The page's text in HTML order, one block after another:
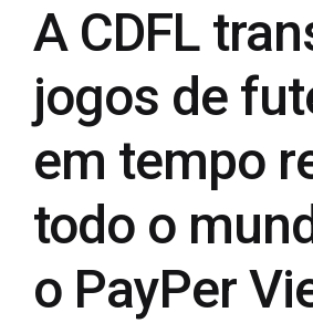
A CDFL
jogos de
em tempo
todo o
o PayPer